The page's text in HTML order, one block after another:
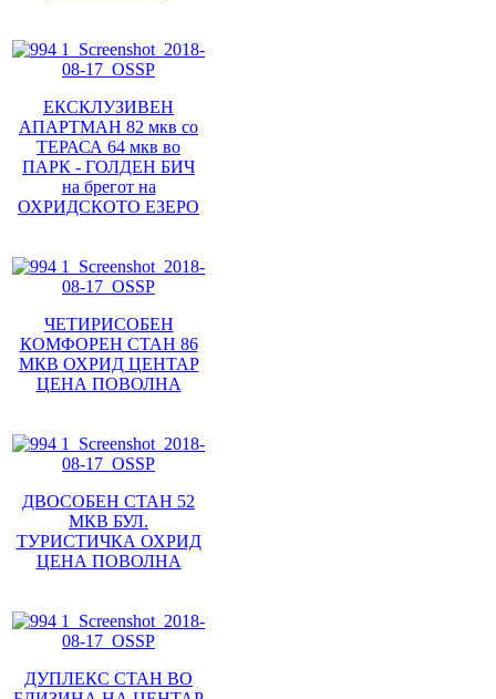
ЕКСКЛУЗИВЕН
АПАРТМАН 82 мкв со
ТЕРАСА 64 мкв во
ПАРК - ГОЛДЕН БИЧ
на брегот на
ОХРИДСКОТО ЕЗЕРО
ЧЕТИРИСОБЕН
КОМФОРЕН СТАН 86
МКВ ОХРИД ЦЕНТАР
ЦЕНА ПОВОЛНА
ДВОСОБЕН СТАН 52
МКВ БУЛ.
ТУРИСТИЧКА ОХРИД
ЦЕНА ПОВОЛНА
ДУПЛЕКС СТАН ВО